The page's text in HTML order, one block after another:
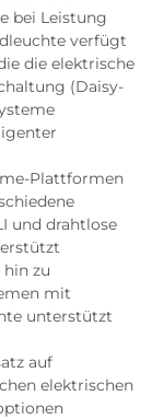
bei Leistung
verfügt
die elektrische
(Daisy-
Plattformen
und drahtlose
zu
mit
unterstützt
auf
elektrischen